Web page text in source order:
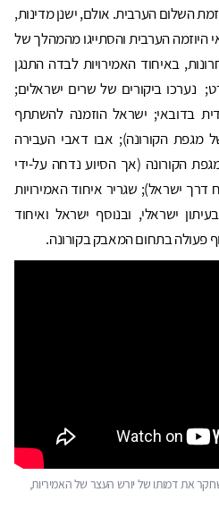
השלום הערבית. אולם, ישנן מדינות,
היוזמה הערבית והסתייגו מהמהלך של
באיחוד האמירויות לבדה התנגן
נערכו ביקורים של שרים ישראלים;
בדובאי; ישראל הוזמנה להשתתף
הקורונה); אבו דאבי העבירה
הקורונה (אך הסיוע נדחה על-ידי
ישראל); שגריר איחוד האמירויות
ישראלי, ובנוסף ישראל ואיחוד
פעולה בתחום המאבק בקורונה.
שחקר את דמותו של יורש העצר של האמיריות,